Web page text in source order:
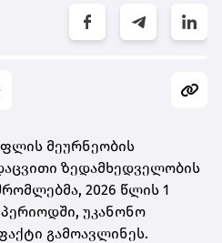
მეურნეობის
ზედამხედველობის
2026 წლის 1
უკანონო
გამოავლინეს.